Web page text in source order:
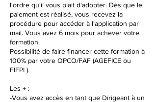
l'ordre qu'il vous plait d'adopter. Dès que le
paiement est réalisé, vous recevez la
procédure pour accéder à l'application par
mail. Vous avez 6 mois pour achever votre
formation.
Possibilité de faire financer cette formation à
100% par votre OPCO/FAF (AGEFICE ou
FIFPL).
Les + :
-Vous avez accès en tant que Dirigeant à un